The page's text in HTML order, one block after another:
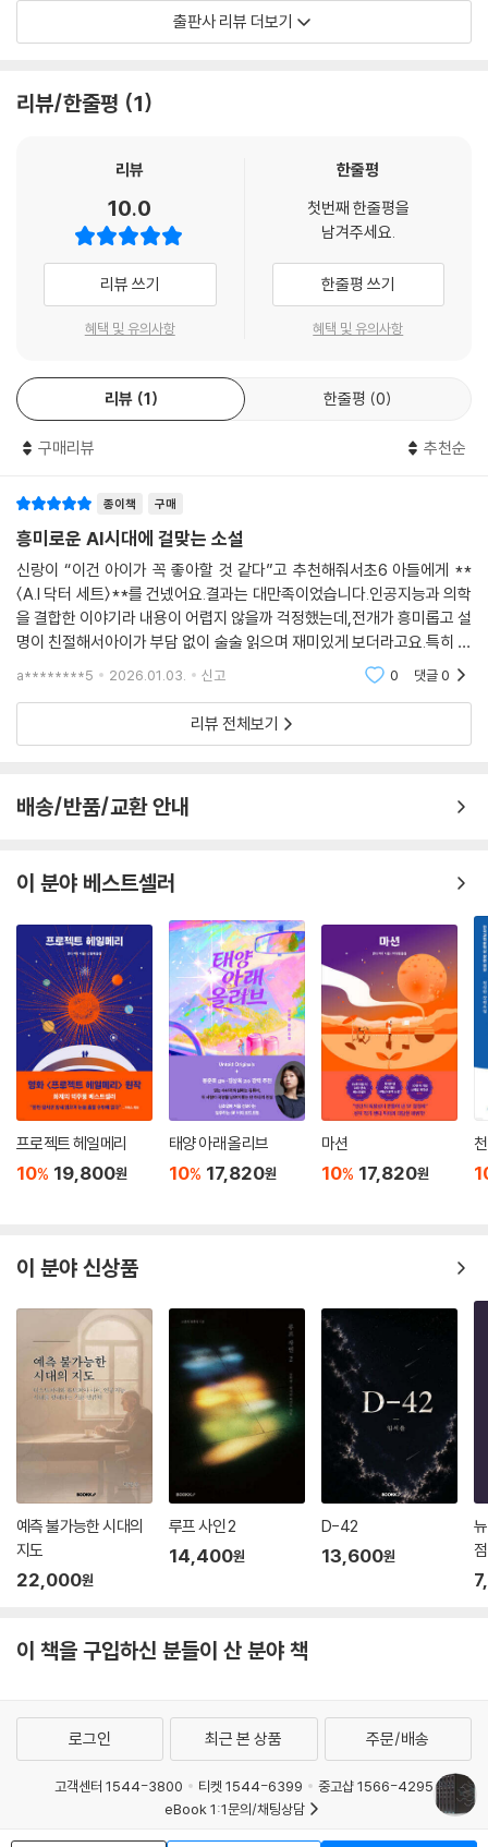
원인이 없어? 배에 물이 차는데?
뭐여 이게
본격적으로
바루다 & 수혁 콤비의 탄생부터 첫 콘퍼런스 발표, 미국 연수를 비롯해 수
과 뛰어난 필력이 만들어 내는 흡입력 역시 큰 매력이다. 또한 단행본화 과
읽기가 매우 편해졌다. 웹소설로 『A.I. 닥터』를 읽은 독자라도 실물 책을 소
“잘 짜인 노티는 내과 의사 입장에서는 잘 만든 수사극처럼 재밌게 느껴지
는 법”
증상을 따라 병명을 잡아내는 의학 추리물!
전문 지식 덕에 높아진 현실감과 몰입감
작가의 전문성이 가장 빛을 발하는 순간은, 수혁과 바루다가 환자의 증상
을 보며 병명을 추론하는 과정이다. 막막하게만 느껴지는 환자와의 첫 대
면부터, 증상과 단서를 수집하고 결론을 내리기까지 모든 과정에서 탄탄한
논리와 전문 지식이 돋보인다. 작가의 깔끔하고 속도감 있는 문장과 매끄
정에 몰입할 수 있다.
유사한 증상을 보이는 타 질병과의 비교 대조를 통해 병명을 조금씩 구체
화해 나가기 때문에 독자들은 커다란 카타르시스를 느낀다. 또 작가가 실
제 의료 현장에서 일했던 경력을 바탕으로 작품 속에 그려지는 병원의 모
습 역시 현실감 넘친다. 뛰어난 리얼리티와 박진감으로 독자들을 몰입시키
“이수혁을 세계 최고의 진단 및 치료 목적 의사로 만드는 것으로 목표를 수
최고의 의사가 되기 위한 인공지능 X 인간 듀오의 좌충우돌 분투기
환상과 환장을 오가는 캐릭터 케미
『A.I. 닥터』가 수많은 독자들의 사랑을 받는 데는 무엇보다 유머러스하고
사랑스러운 캐릭터들의 역할이 컸다. 어수룩하지만 진심으로 환자를 대하
며 빠르게 성장하는 이수혁, 감정 없는 인공지능이지만 수혁에게 협조하며
점점 사람처럼 변해 가는 바루다, 수혁이라면 사족을 못 쓰는 이현종 원장
과 신현태 과장, 수혁을 추종자처럼 따르는 안대훈과 똘똘하고 야무진 신
입 우하윤까지, 『A.I. 닥터』에는 눈을 뗄 수 없는 매력적인 인물들이 가득하
다.
특히 시건방지면서도 어딘가 허술한 바루다와 매사에 채찍질을 당하면서
도 묵묵히 노력해 성장하는 수혁의 조합이 많은 독자들의 사랑을 받았다.
때때로 부딪히고, 하나가 되어 환자들을 치료하는 모습이 독자들에게 감동
는 바루다와 이수혁, 팔불출 이현종과 신현태, 자칭 이수혁 팬클럽 회원들
작품에 자연스럽게 녹아드는 한산이가 작가의 전문적인 의학 지식, 속도감
터의 케미가 바로 『A.I. 닥터』의 매력이다. 독자들의 많은 사랑을 받던 인기
웹소설이 섬세한 편집을 거쳐 단행본화된 만큼, 누구든 『A.I. 닥터』를 집는
순간 시간 가는 줄 모르고 빠져들게 될 것이다.
출판사 리뷰 더보기
리뷰/한줄평 1
리뷰
10.0
리뷰 쓰기
혜택 및 유의사항
한줄평
첫번째 한줄평을
남겨주세요.
한줄평 쓰기
혜택 및 유의사항
리뷰 1 한줄평 0
구매리뷰 추천순
종이책 구매
흥미로운 AI시대에 걸맞는 소설
신랑이 “이건 아이가 꼭 좋아할 것 같다”고 추천해줘서초6 아들에게 **
〈A.I 닥터 세트〉**를 건넸어요.결과는 대만족이었습니다.인공지능과 의학
을 결합한 이야기라 내용이 어렵지 않을까 걱정했는데,전개가 흥미롭고 설
명이 친절해서아이가 부담 없이 술술 읽으며 재미있게 보더라고요.특히 문
제를 해결해 나가는 과정이 긴장감 있어서다음 이야기를 계속 찾게 되는
a********5 2026.01.03. 신고 0 댓글0
리뷰 전체보기
배송/반품/교환 안내
이 분야 베스트셀러
프로젝트 헤일메리
10% 19,800원
태양 아래 올리브
10% 17,820원
마션
10% 17,820원
이 분야 신상품
예측 불가능한 시대의
지도
22,000원
루프 사인 2
14,400원
D-42
13,600원
점
이 책을 구입하신 분들이 산 분야 책
로그인 최근 본 상품 주문/배송
고객센터 1544-3800 티켓 1544-6399
중고샵 1566-4295
eBook 1:1문의/채팅상담
예스이십사(주) 사업자 정보